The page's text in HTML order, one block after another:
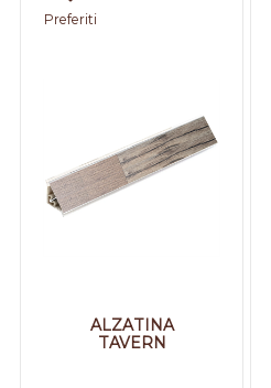
Preferiti
ALZATINA
TAVERN